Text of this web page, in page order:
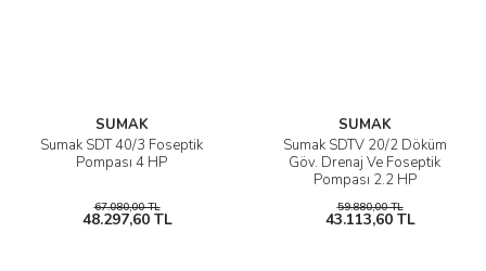
SUMAK
Sumak SDT 40/3 Foseptik
Pompası 4 HP
67.080,00 TL
48.297,60 TL
SUMAK
Sumak SDTV 20/2 Döküm
Göv. Drenaj Ve Foseptik
Pompası 2.2 HP
59.880,00 TL
43.113,60 TL